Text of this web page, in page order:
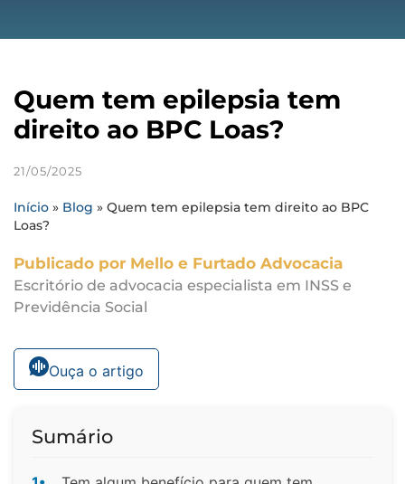
Quem tem epilepsia tem
direito ao BPC Loas?
21/05/2025
Início » Blog » Quem tem epilepsia tem direito ao BPC
Loas?
Publicado por Mello e Furtado Advocacia
Escritório de advocacia especialista em INSS e
Previdência Social
Ouça o artigo
Sumário